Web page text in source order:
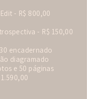
- R$ 800,00
- R$ 150,00
encadernado
diagramado
e 50 páginas
1.590,00